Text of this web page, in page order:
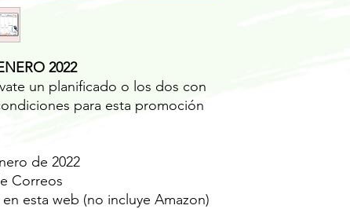
2022
un planificado o los dos con
para esta promoción
de 2022
Correos
esta web (no incluye Amazon)